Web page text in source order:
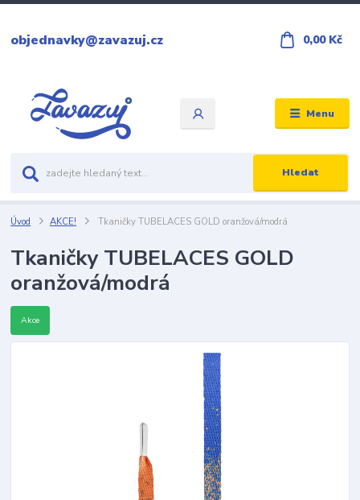
Menu
Hledat
objednavky@zavazuj.cz 0,00 Kč
Úvod AKCE! Tkaničky TUBELACES GOLD oranžová/modrá
Tkaničky TUBELACES GOLD
oranžová/modrá
Akce